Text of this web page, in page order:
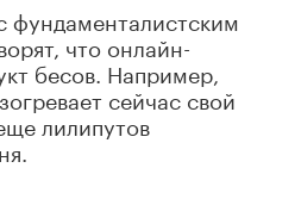
фундаменталистским
что онлайн-
бесов. Например,
сейчас свой
лилипутов